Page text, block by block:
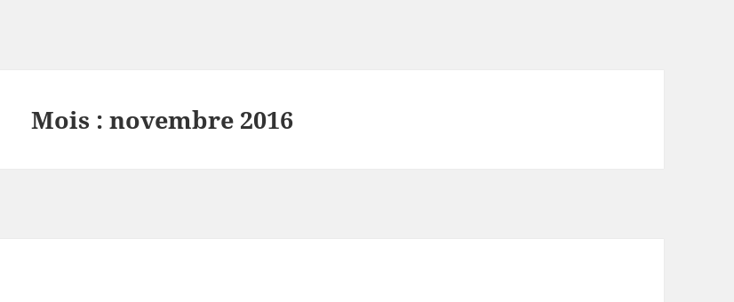
Mois :novembre 2016